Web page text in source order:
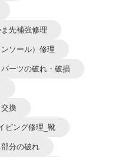
先補強修理
ソール）修理
パーツの破れ・破損
換
ピング修理_靴
分の破れ